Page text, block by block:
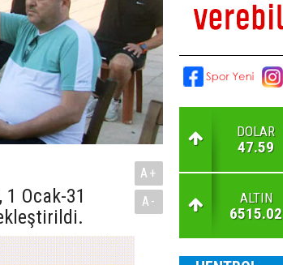
Ocak-31
A+
A-
DOLAR
47.59
ALTIN
6515.02